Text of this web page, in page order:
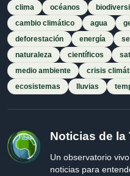
clima océanos
cambio climático
agua
deforestación
energía
naturaleza
científicos
medio ambiente
crisis
ecosistemas
lluvias
Noticias de la
Un observatorio
noticias para